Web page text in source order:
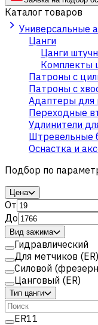
Каталог товаров
Универсальные
Цанги
Цанги
Комплекты
Патроны с
Патроны с
Адаптеры для
Переходные
Удлинители
Штревельные
Оснастка и
Подбор по
Цена
От
До
Вид зажима
Гидравлический
Для метчиков (ER)
Силовой
Цанговый (ER)
Тип цанги
ER11